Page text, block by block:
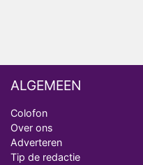
ALGEMEEN
Colofon
Over ons
Adverteren
Tip de redactie